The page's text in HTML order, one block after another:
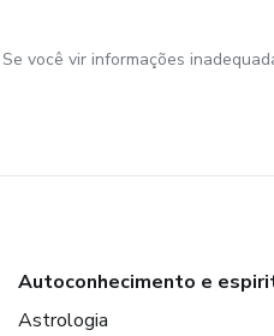
você vir informações
Autoconhecimento e
Astrologia